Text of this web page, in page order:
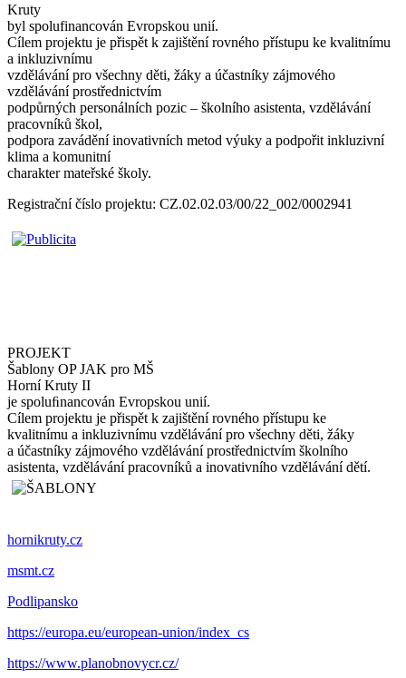
Kruty
byl spolufinancován Evropskou unií.
Cílem projektu je přispět k zajištění rovného přístupu ke kvalitnímu
a inkluzivnímu
vzdělávání pro všechny děti, žáky a účastníky zájmového
vzdělávání prostřednictvím
podpůrných personálních pozic – školního asistenta, vzdělávání
pracovníků škol,
podpora zavádění inovativních metod výuky a podpořit inkluzivní
klima a komunitní
charakter mateřské školy.
Registrační číslo projektu: CZ.02.02.03/00/22_002/0002941
PROJEKT
Šablony OP JAK pro MŠ
Horní Kruty II
je spoluﬁnancován Evropskou unií.
Cílem projektu je přispět k zajištění rovného přístupu ke
kvalitnímu a inkluzivnímu vzdělávání pro všechny děti, žáky
a účastníky zájmového vzdělávání prostřednictvím školního
asistenta, vzdělávání pracovníků a inovativního vzdělávání dětí.
hornikruty.cz
msmt.cz
Podlipansko
https://europa.eu/european-union/index_cs
https://www.planobnovycr.cz/